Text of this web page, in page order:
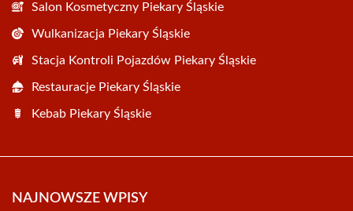
Salon Kosmetyczny Piekary Śląskie
Wulkanizacja Piekary Śląskie
Stacja Kontroli Pojazdów Piekary Śląskie
Restauracje Piekary Śląskie
Kebab Piekary Śląskie
NAJNOWSZE WPISY